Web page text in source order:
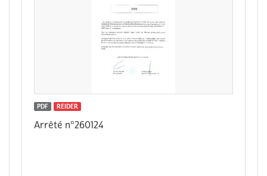
PDF REIDER
Arrêté n°260124